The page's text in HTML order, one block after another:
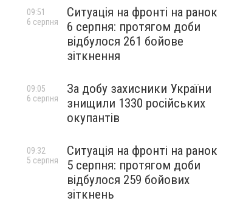
Ситуація на фронті на ранок
6 серпня: протягом доби
відбулося 261 бойове
зіткнення
09:51
6 серпня
За добу захисники України
знищили 1330 російських
окупантів
09:05
6 серпня
Ситуація на фронті на ранок
5 серпня: протягом доби
відбулося 259 бойових
зіткнень
09:32
5 серпня